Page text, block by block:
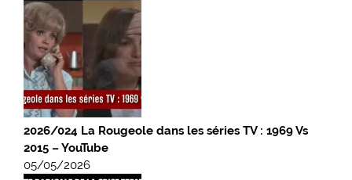
2026/024 La Rougeole dans les séries TV : 1969 Vs
2015 – YouTube
05/05/2026